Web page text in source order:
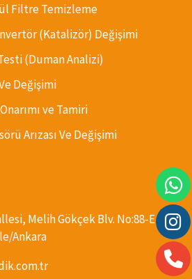
Filtre Temizleme
(Katalizör) Değişimi
(Duman Analizi)
Değişimi
ve Tamiri
Arızası Ve Değişimi
Melih Gökçek Blv. No:88-E,
Ankara